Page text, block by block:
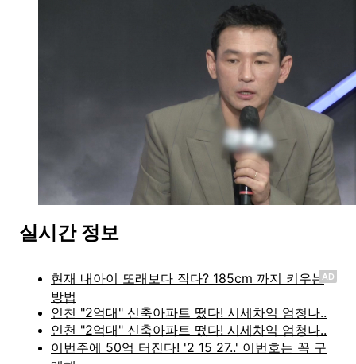
실시간 정보
AD